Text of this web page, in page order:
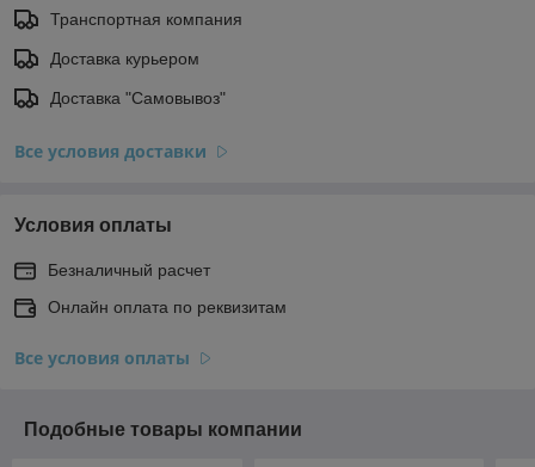
Транспортная компания
Доставка курьером
Доставка "Самовывоз"
Все условия доставки
Условия оплаты
Безналичный расчет
Онлайн оплата по реквизитам
Все условия оплаты
Подобные товары компании